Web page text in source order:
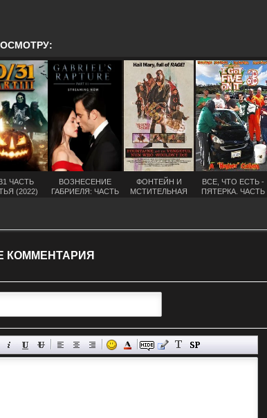
ЧАСТЬ
(2022)
ВОЗНЕСЕНИЕ
ГАБРИЕЛЯ: ЧАСТЬ
ФОНТЕЙН И
МСТИТЕЛЬНАЯ
ВСЕ, ЧТО ЕСТЬ -
ПЯТЕРКА. ЧАСТЬ
КОММЕНТАРИЯ